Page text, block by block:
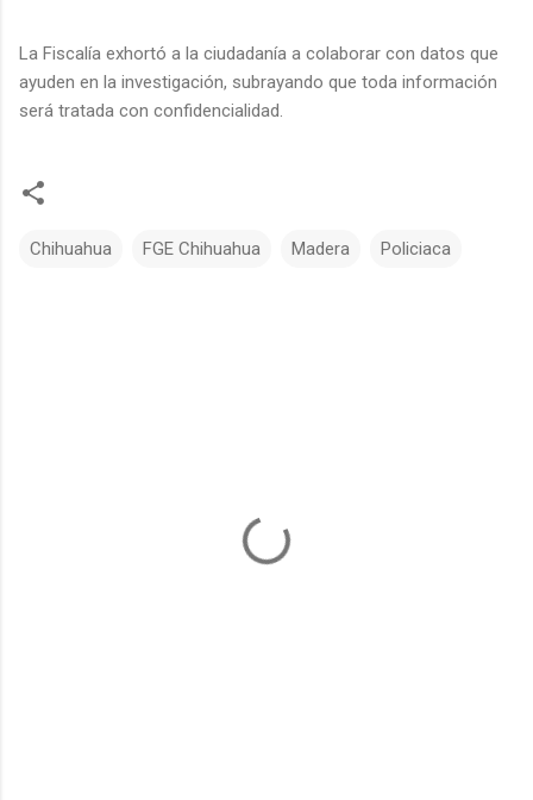
La Fiscalía exhortó a la ciudadanía a colaborar con datos que
ayuden en la investigación, subrayando que toda información
será tratada con confidencialidad.
Chihuahua FGE Chihuahua Madera Policiaca